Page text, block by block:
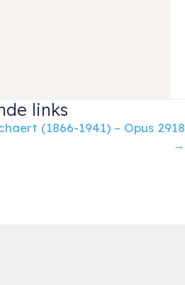
links
(1866-1941) – Opus 2918
→